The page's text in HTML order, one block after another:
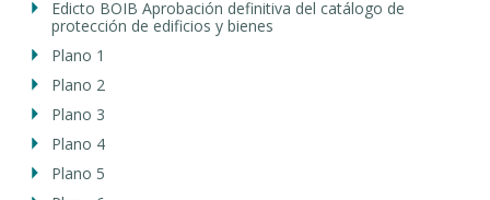
Edicto BOIB Aprobación definitiva del catálogo de
protección de edificios y bienes
Plano 1
Plano 2
Plano 3
Plano 4
Plano 5